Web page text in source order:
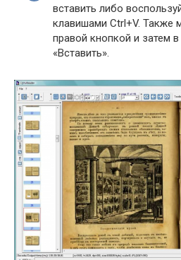
вставить либо
клавишами Ctrl+V. Также
правой кнопкой и затем
«Вставить».